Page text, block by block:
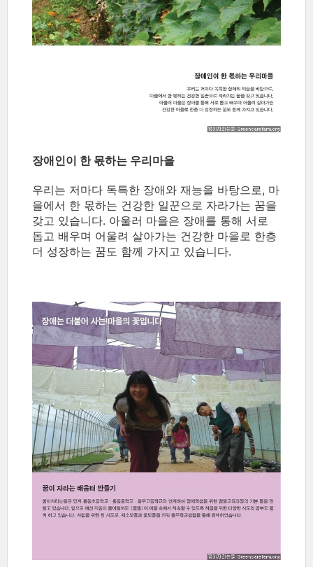
장애인이 한 몫하는 우리마을
우리는 저마다 독특한 장애와 재능을 바탕으로, 마
을에서 한 몫하는 건강한 일꾼으로 자라가는 꿈을
갖고 있습니다. 아울러 마을은 장애를 통해 서로
돕고 배우며 어울려 살아가는 건강한 마을로 한층
더 성장하는 꿈도 함께 가지고 있습니다.